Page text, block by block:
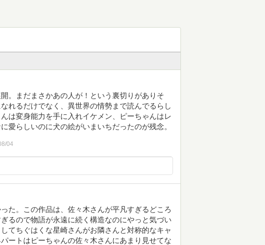
。まだまさかあの人が！という裏切りがありそ
れるだけでなく、異世界の情勢まで読んでるらし
は変身能力を手に入れイケメン、ピーちゃんはレ
愛らしいのに犬の絵がいまいちだったのが残念。
04
た。この作品は、佐々木さんが平凡すぎるどころ
るので物語が永遠に続く構造なのにやっと気づい
てちぐはくな星崎さんがお隣さんと対称的なキャ
ートはピーちゃんの佐々木さんにあまり見せてな